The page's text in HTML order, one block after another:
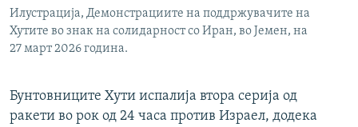
Илустрација, Демонстрациите на поддржувачите на
Хутите во знак на солидарност со Иран, во Јемен, на
27 март 2026 година.
Бунтовниците Хути испалија втора серија од
ракети во рок од 24 часа против Израел, додека